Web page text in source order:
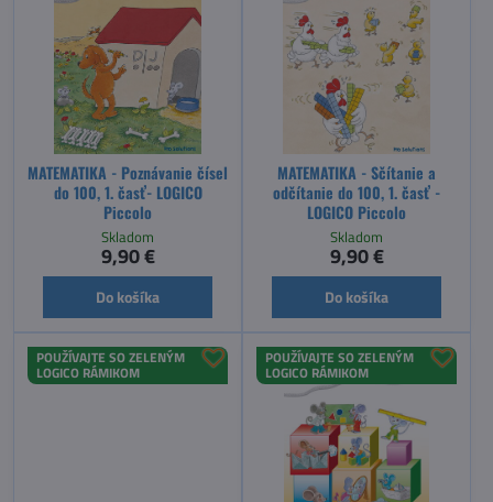
MATEMATIKA - Poznávanie čísel
do 100, 1. časť- LOGICO
Piccolo
Skladom
9,90 €
Do košíka
MATEMATIKA - Sčítanie a
odčítanie do 100, 1. časť -
LOGICO Piccolo
Skladom
9,90 €
Do košíka
POUŽÍVAJTE SO ZELENÝM
LOGICO RÁMIKOM
POUŽÍVAJTE SO ZELENÝM
LOGICO RÁMIKOM